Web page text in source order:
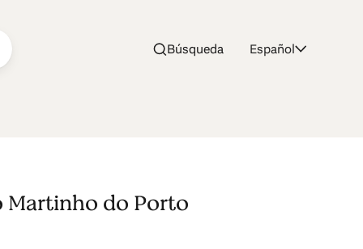
Búsqueda Español
Martinho do Porto